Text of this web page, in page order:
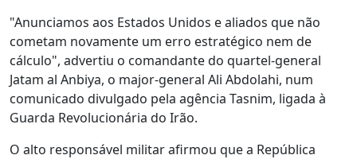
"Anunciamos aos Estados Unidos e aliados que não
cometam novamente um erro estratégico nem de
cálculo", advertiu o comandante do quartel-general
Jatam al Anbiya, o major-general Ali Abdolahi, num
comunicado divulgado pela agência Tasnim, ligada à
Guarda Revolucionária do Irão.
O alto responsável militar afirmou que a República